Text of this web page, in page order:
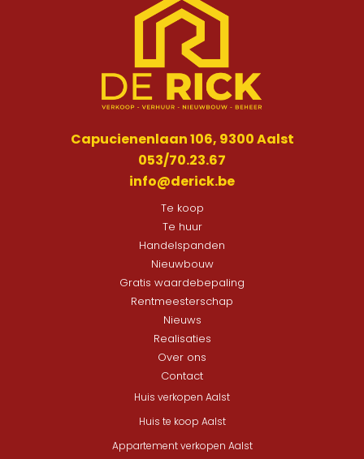
Capucienenlaan 106, 9300 Aalst
053/70.23.67
info@derick.be
Te koop
Te huur
Handelspanden
Nieuwbouw
Gratis waardebepaling
Rentmeesterschap
Nieuws
Realisaties
Over ons
Contact
Huis verkopen Aalst
Huis te koop Aalst
Appartement verkopen Aalst